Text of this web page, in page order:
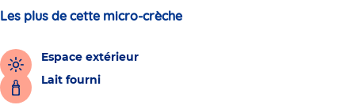
Les plus de cette micro-crèche
Espace extérieur
Lait fourni